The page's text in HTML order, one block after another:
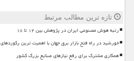
تازه ترین مطالب مرتبط
رتبه هوش مصنوعی ایران در پژوهش بین ۱۲ تا ۱۸
خورشید در راه فتح بازار برق جهان با اهمیت ترین رکوردهای 2026
همکاری مشترک برای رفع نیازهای صنایع بزرگ کشور